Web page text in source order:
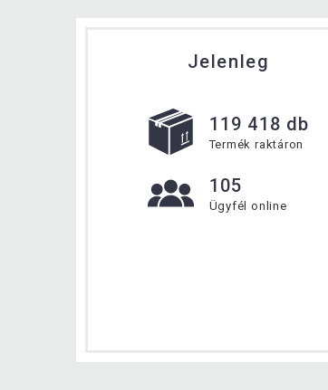
Jelenleg
119 418 db
Termék raktáron
105
Ügyfél online